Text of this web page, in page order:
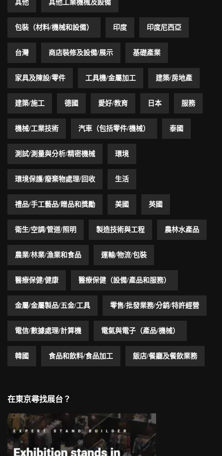
其他 其他工業機械及設備
包裝（材料/機械和設備） 印度 印度尼西亞
台灣 商店裝修及設備/展示 基礎產業
家具及陳設/零件 工具機/金屬加工 建築/房地產
建築/施工 德國 愛好/教育 日本 服務
機械/工業技術 汽車（包括零件/機械） 泰國
測試/測量與分析/精密機械 環境
環境保護/廢棄物處理/回收 生活
禮品/手工藝品/贈品和獎勵 美國 英國
衛生/空調/管道/照明 製造技術與工程 農林水產品
農業/林業/漁業和食品 運輸/物流/包裝
醫療保健/健康 醫療保健（設備/產品和服務）
金屬/金屬製品/五金/工具 零售/批發業務/分銷/特許經營
電信/數據處理/計算機 電氣與電子（產品/機械）
韓國 食品和飲料/食品加工 飯店/餐廳及餐飲業務
在東京尋找展台？